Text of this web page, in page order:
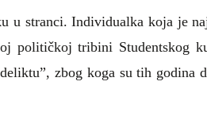
stranci. Individualka koja je
političkoj tribini Studentskog
zbog koga su tih